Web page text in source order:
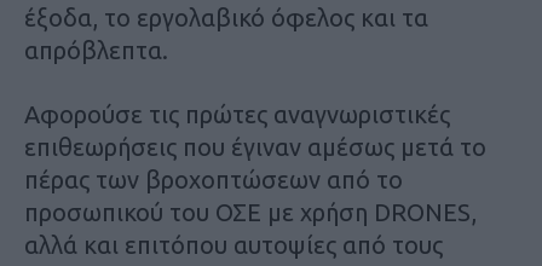
έξοδα, το εργολαβικό όφελος και τα
απρόβλεπτα.
Αφορούσε τις πρώτες αναγνωριστικές
επιθεωρήσεις που έγιναν αμέσως μετά το
πέρας των βροχοπτώσεων από το
προσωπικού του ΟΣΕ με χρήση DRONES,
αλλά και επιτόπου αυτοψίες από τους